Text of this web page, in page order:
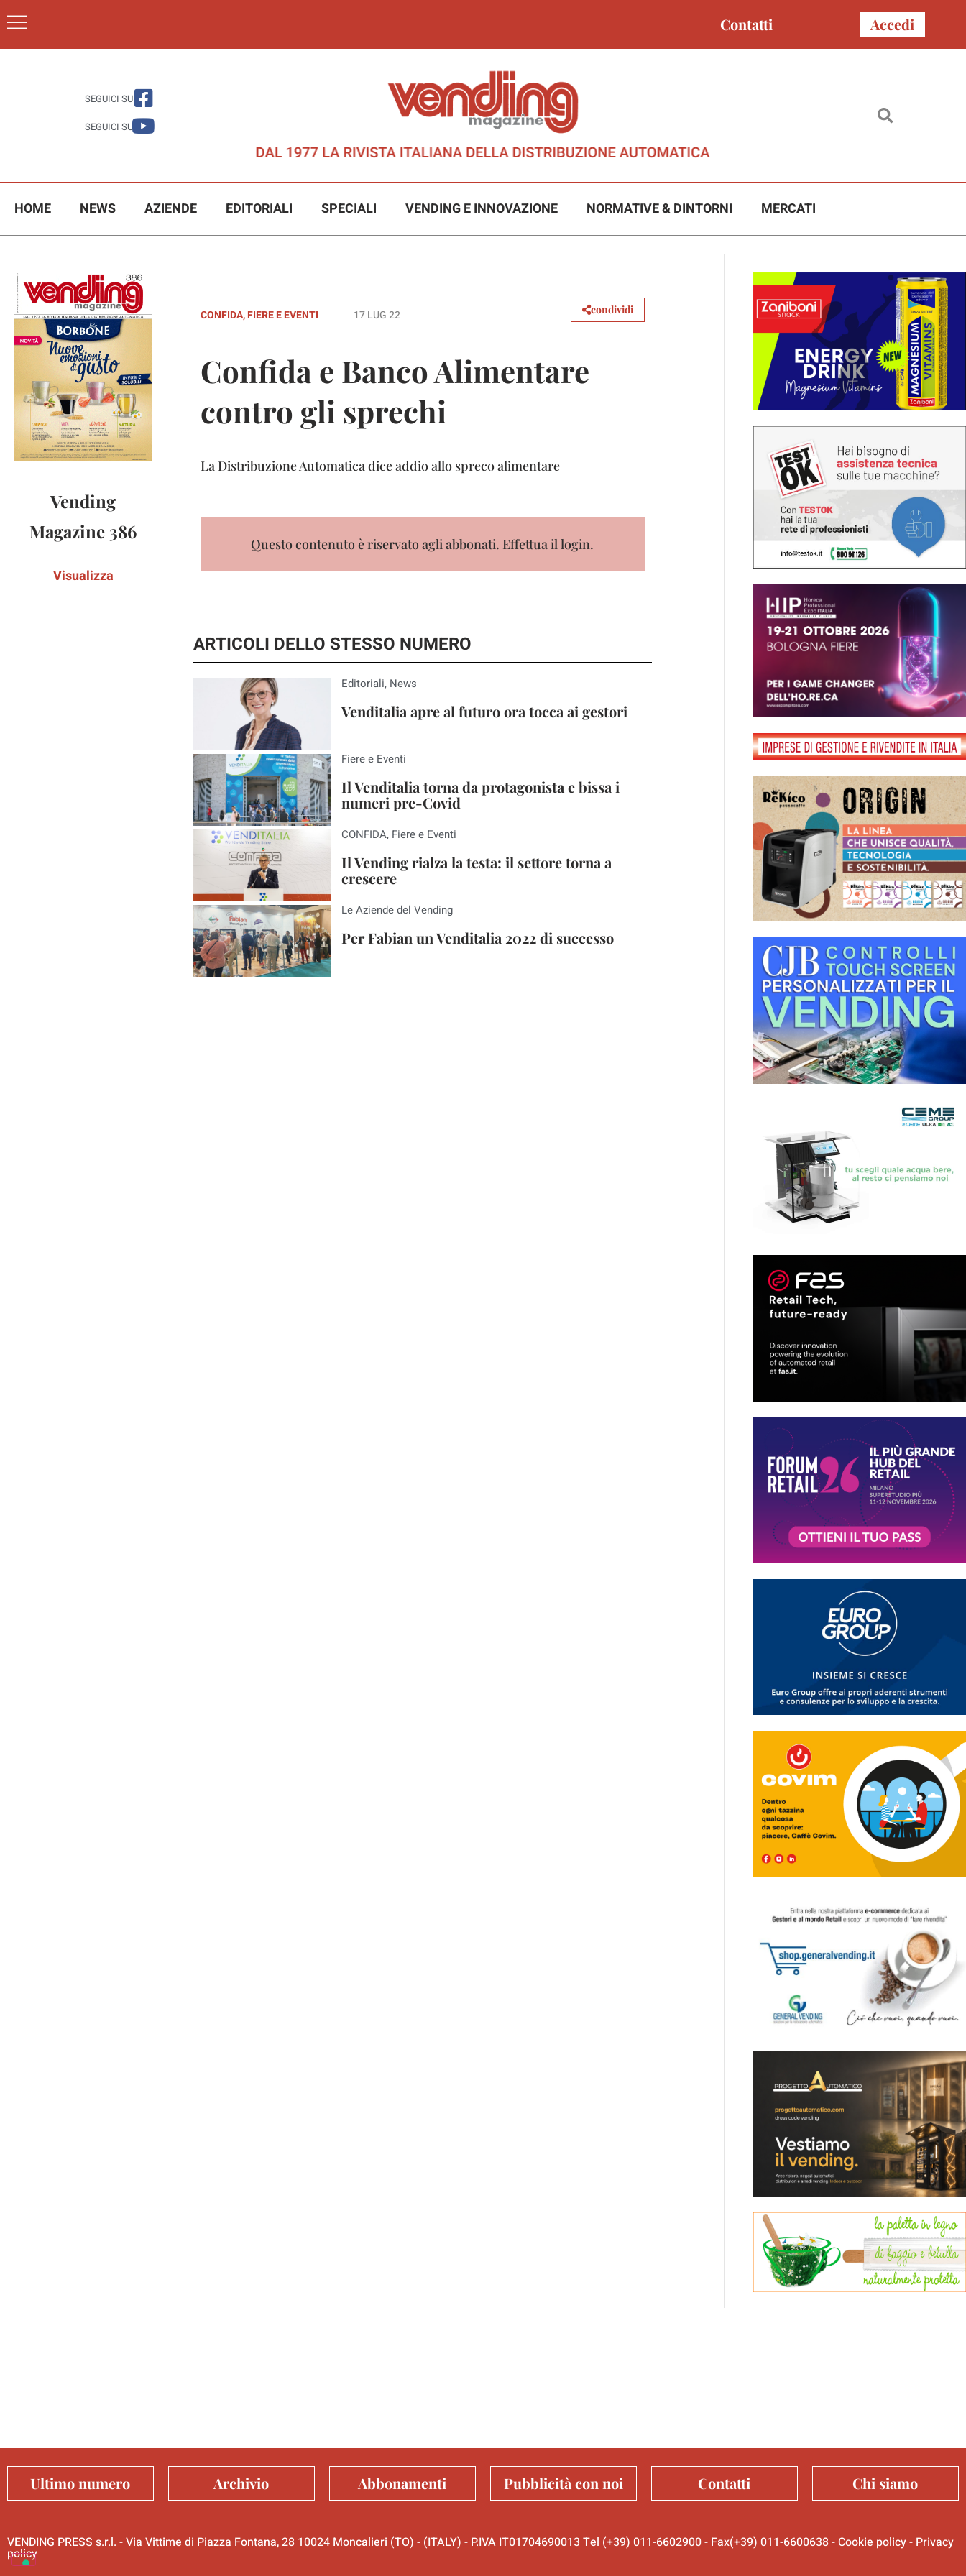
Contatti Accedi
SEGUICI SU
SEGUICI SU
HOME NEWS AZIENDE EDITORIALI SPECIALI VENDING E INNOVAZIONE NORMATIVE & DINTORNI MERCATI
Vending
Magazine 386
Visualizza
CONFIDA,FIERE E EVENTI 17 LUG 22 condividi
Confida e Banco Alimentare
contro gli sprechi
La Distribuzione Automatica dice addio allo spreco alimentare
Questo contenuto è riservato agli abbonati. Effettua il login.
ARTICOLI DELLO STESSO NUMERO
Editoriali, News
Venditalia apre al futuro ora tocca ai gestori
Fiere e Eventi
Il Venditalia torna da protagonista e bissa i
numeri pre-Covid
CONFIDA, Fiere e Eventi
Il Vending rialza la testa: il settore torna a
crescere
Le Aziende del Vending
Per Fabian un Venditalia 2022 di successo
Ultimo numero Archivio Abbonamenti Pubblicità con noi Contatti Chi siamo
VENDING PRESS s.r.l. - Via Vittime di Piazza Fontana, 28 10024 Moncalieri (TO) - (ITALY) - P.IVA IT01704690013 Tel (+39) 011-6602900 - Fax(+39) 011-6600638 -Cookie policy- Privacy
policy